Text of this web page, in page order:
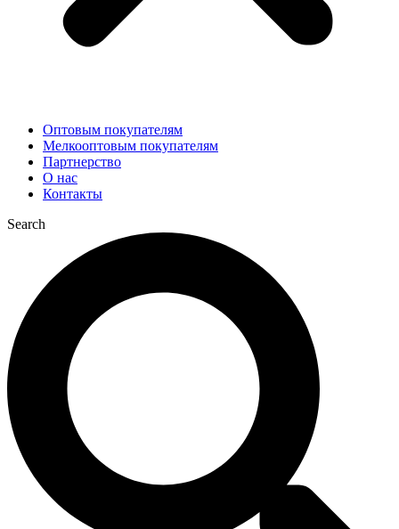
Оптовым покупателям
Мелкооптовым покупателям
Партнерство
О нас
Контакты
Search